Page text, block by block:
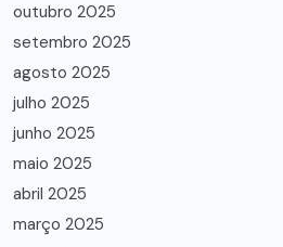
outubro 2025
setembro 2025
agosto 2025
julho 2025
junho 2025
maio 2025
abril 2025
março 2025